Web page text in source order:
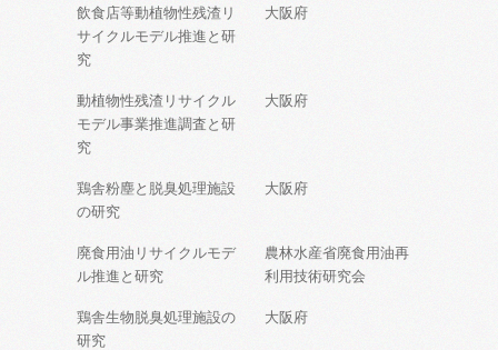
飲食店等動植物性残渣リ
サイクルモデル推進と研
究
大阪府
動植物性残渣リサイクル
モデル事業推進調査と研
究
大阪府
鶏舎粉塵と脱臭処理施設
の研究
大阪府
廃食用油リサイクルモデ
ル推進と研究
農林水産省廃食用油再
利用技術研究会
鶏舎生物脱臭処理施設の
研究
大阪府